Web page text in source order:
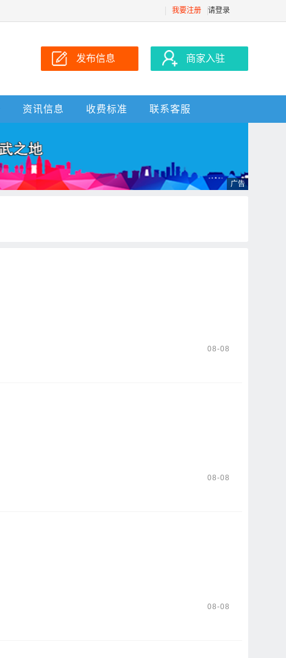
我要注册 请登录
发布信息 商家入驻
资讯信息 收费标准 联系客服
08-08
08-08
08-08